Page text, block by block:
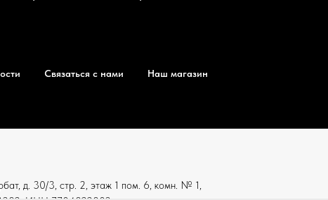
Связаться с нами Наш магазин
д. 30/3, стр. 2, этаж 1 пом. 6, комн. № 1,